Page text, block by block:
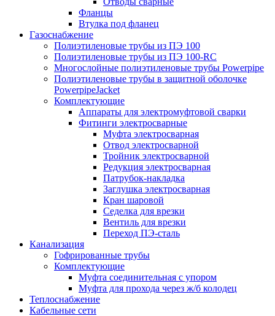
Фланцы
Втулка под фланец
Газоснабжение
Полиэтиленовые трубы из ПЭ 100
Полиэтиленовые трубы из ПЭ 100-RC
Многослойные полиэтиленовые трубы Powerpipe
Полиэтиленовые трубы в защитной оболочке
PowerpipeJacket
Комплектующие
Аппараты для электромуфтовой сварки
Фитинги электросварные
Муфта электросварная
Отвод электросварной
Тройник электросварной
Редукция электросварная
Патрубок-накладка
Заглушка электросварная
Кран шаровой
Седелка для врезки
Вентиль для врезки
Переход ПЭ-сталь
Канализация
Гофрированные трубы
Комплектующие
Муфта соединительная с упором
Муфта для прохода через ж/б колодец
Теплоснабжение
Кабельные сети